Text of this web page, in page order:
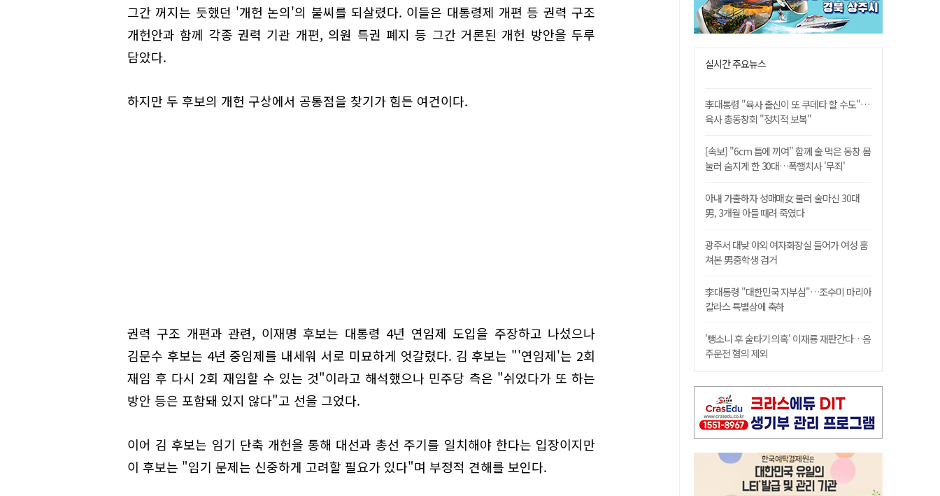
그간 꺼지는 듯했던 '개헌 논의'의 불씨를 되살렸다. 이들은 대통령제 개편 등 권력 구조
개헌안과 함께 각종 권력 기관 개편, 의원 특권 폐지 등 그간 거론된 개헌 방안을 두루
담았다.
하지만 두 후보의 개헌 구상에서 공통점을 찾기가 힘든 여건이다.
권력 구조 개편과 관련, 이재명 후보는 대통령 4년 연임제 도입을 주장하고 나섰으나
김문수 후보는 4년 중임제를 내세워 서로 미묘하게 엇갈렸다. 김 후보는 "'연임제'는 2회
재임 후 다시 2회 재임할 수 있는 것"이라고 해석했으나 민주당 측은 "쉬었다가 또 하는
방안 등은 포함돼 있지 않다"고 선을 그었다.
이어 김 후보는 임기 단축 개헌을 통해 대선과 총선 주기를 일치해야 한다는 입장이지만
이 후보는 "임기 문제는 신중하게 고려할 필요가 있다"며 부정적 견해를 보인다.
실시간 주요뉴스
李대통령 "육사 출신이 또 쿠데타 할 수도"…
육사 총동창회 "정치적 보복"
[속보] "6cm 틈에 끼여" 함께 술 먹은 동창 몸
눌러 숨지게 한 30대…폭행치사 '무죄'
아내 가출하자 성매매女 불러 술마신 30대
男, 3개월 아들 때려 죽였다
광주서 대낮 야외 여자화장실 들어가 여성 훔
쳐본 男중학생 검거
李대통령 "대한민국 자부심"…조수미 마리아
칼라스 특별상에 축하
'뺑소니 후 술타기 의혹' 이재룡 재판간다…음
주운전 혐의 제외